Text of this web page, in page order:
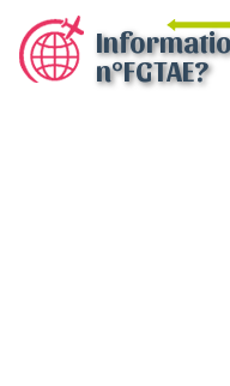
n°FGTAE?